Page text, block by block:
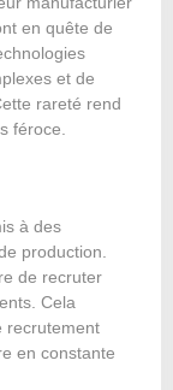
en quête de
et de
rareté rend
féroce.
à des
production.
de recruter
Cela
recrutement
en constante